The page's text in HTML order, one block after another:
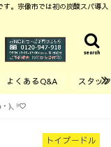
す。宗像市では初の炭酸スパ導入
search
よくあるQ&A スタッ
)◟ ⁾⁾♡
トイプードル